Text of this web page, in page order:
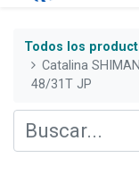
Todos los
Catalina
48/31T JP